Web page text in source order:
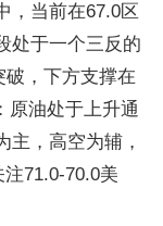
，当前在67.0区
处于一个三反的
破，下方支撑在
原油处于上升通
主，高空为辅，
71.0-70.0美